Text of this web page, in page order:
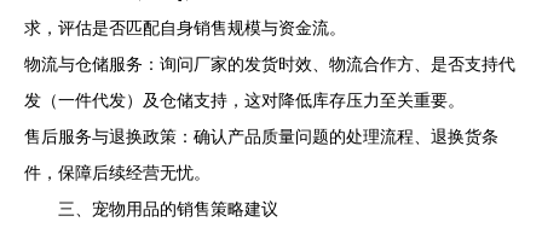
求，评估是否匹配自身销售规模与资金流。
物流与仓储服务：询问厂家的发货时效、物流合作方、是否支持代
发（一件代发）及仓储支持，这对降低库存压力至关重要。
售后服务与退换政策：确认产品质量问题的处理流程、退换货条
件，保障后续经营无忧。
三、宠物用品的销售策略建议